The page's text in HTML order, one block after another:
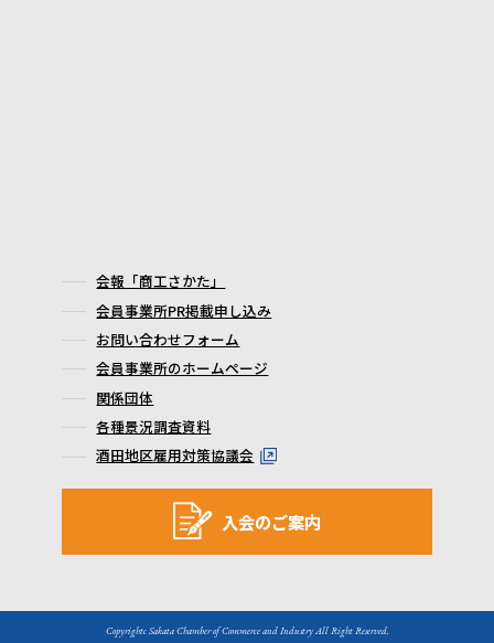
会報「商工さかた」
会員事業所PR掲載申し込み
お問い合わせフォーム
会員事業所のホームページ
関係団体
各種景況調査資料
酒田地区雇用対策協議会
入会のご案内
Copyrightc Sakata Chamber of Commerce and Industry All Right Reserved.